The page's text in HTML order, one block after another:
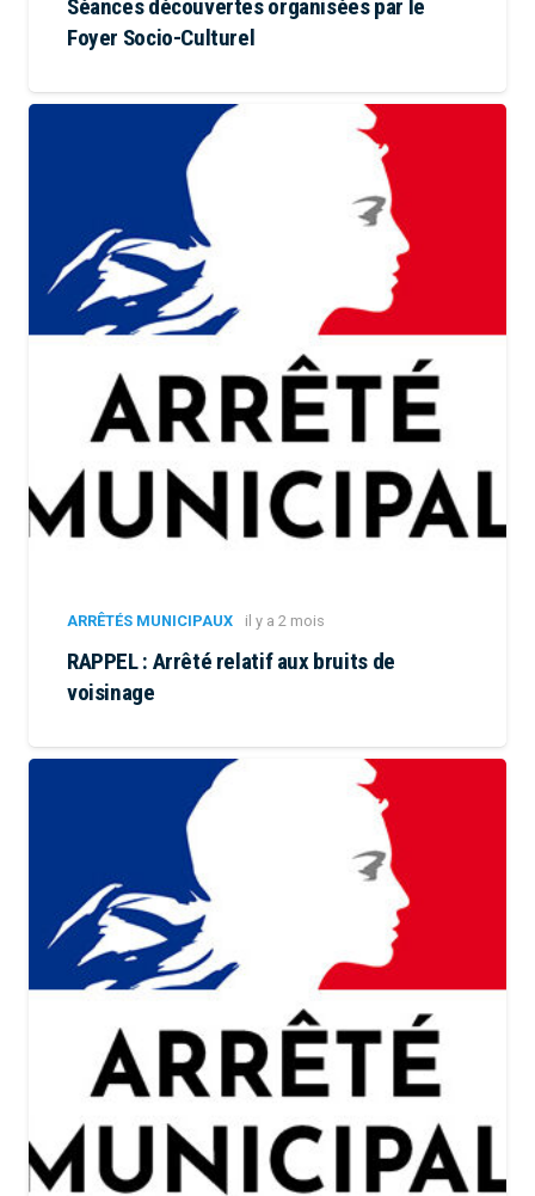
Séances découvertes organisées par le
Foyer Socio-Culturel
ARRÊTÉS MUNICIPAUX il y a 2 mois
RAPPEL : Arrêté relatif aux bruits de
voisinage